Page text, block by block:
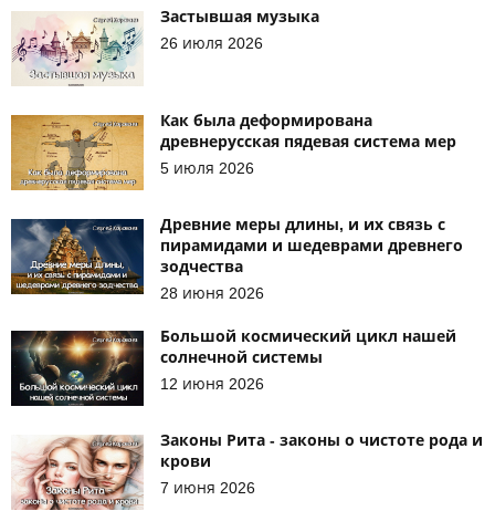
Застывшая музыка
26 июля 2026
Как была деформирована
древнерусская пядевая система мер
5 июля 2026
Древние меры длины, и их связь с
пирамидами и шедеврами древнего
зодчества
28 июня 2026
Большой космический цикл нашей
солнечной системы
12 июня 2026
Законы Рита - законы о чистоте рода и
крови
7 июня 2026